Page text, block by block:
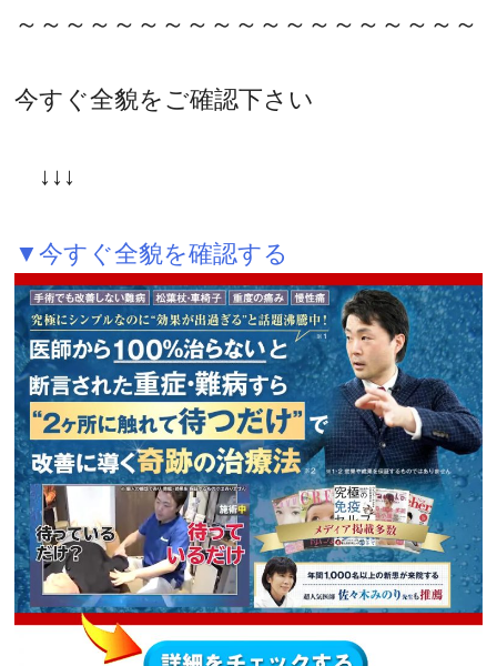
～～～～～～～～～～～～～～～～～～～
今すぐ全貌をご確認下さい
↓↓↓
▼今すぐ全貌を確認する